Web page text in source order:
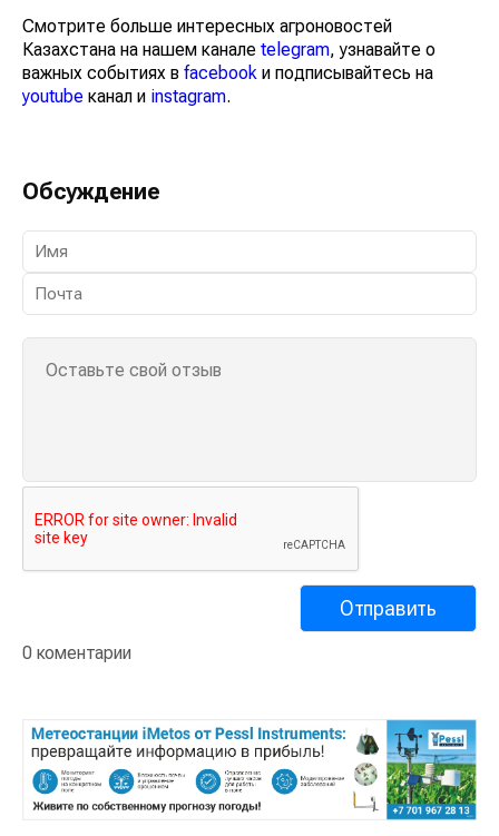
Смотрите больше интересных агроновостей
Казахстана на нашем канале telegram, узнавайте о
важных событиях в facebook и подписывайтесь на
youtube канал и instagram.
Обсуждение
0 коментарии